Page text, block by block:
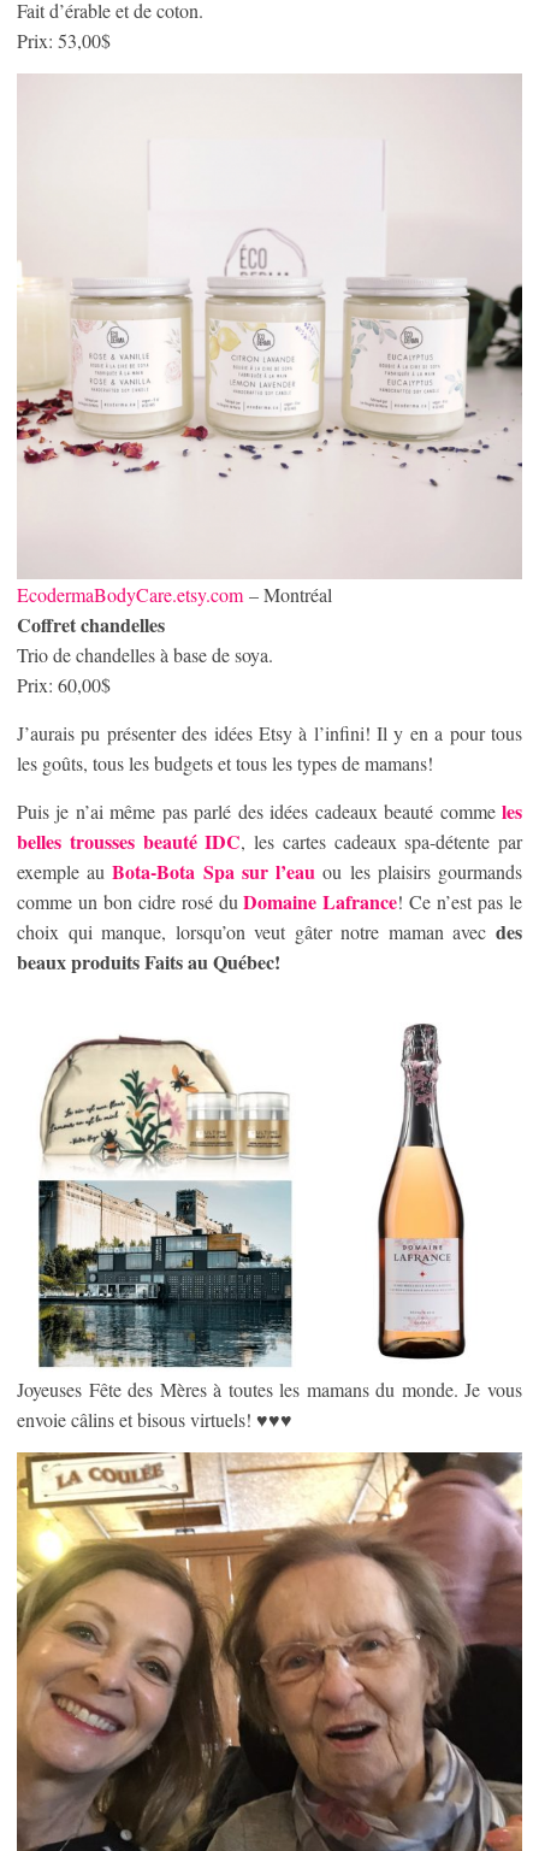
Fait d’érable et de coton.
Prix: 53,00$
EcodermaBodyCare.etsy.com – Montréal
Coffret chandelles
Trio de chandelles à base de soya.
Prix: 60,00$
J’aurais pu présenter des idées Etsy à l’infini! Il y en a pour tous
les goûts, tous les budgets et tous les types de mamans!
Puis je n’ai même pas parlé des idées cadeaux beauté comme les
belles trousses beauté IDC, les cartes cadeaux spa-détente par
exemple auBota-Bota Spa sur l’eau ou les plaisirs gourmands
comme un bon cidre rosé duDomaine Lafrance! Ce n’est pas le
choix qui manque, lorsqu’on veut gâter notre maman avec des
beaux produits Faits au Québec!
Joyeuses Fête des Mères à toutes les mamans du monde. Je vous
envoie câlins et bisous virtuels! ♥♥♥